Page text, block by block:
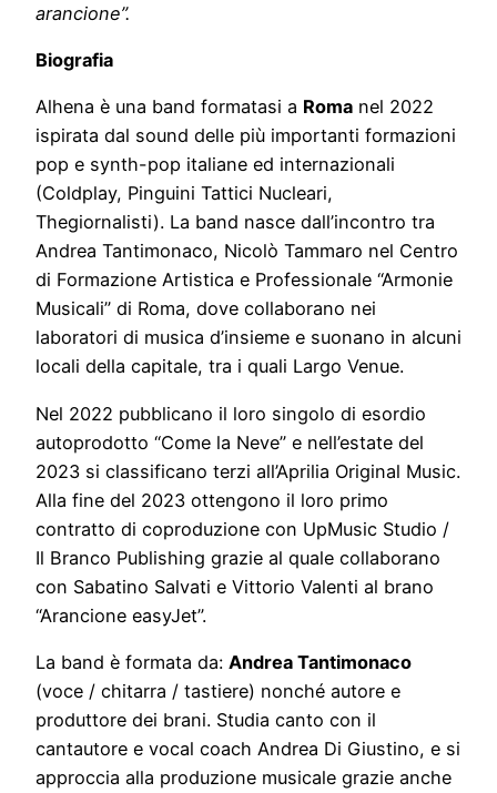
arancione”.
Biografia
Alhena è una band formatasi a Roma nel 2022
ispirata dal sound delle più importanti formazioni
pop e synth-pop italiane ed internazionali
(Coldplay, Pinguini Tattici Nucleari,
Thegiornalisti). La band nasce dall’incontro tra
Andrea Tantimonaco, Nicolò Tammaro nel Centro
di Formazione Artistica e Professionale “Armonie
Musicali” di Roma, dove collaborano nei
laboratori di musica d’insieme e suonano in alcuni
locali della capitale, tra i quali Largo Venue.
Nel 2022 pubblicano il loro singolo di esordio
autoprodotto “Come la Neve” e nell’estate del
2023 si classificano terzi all’Aprilia Original Music.
Alla fine del 2023 ottengono il loro primo
contratto di coproduzione con UpMusic Studio /
Il Branco Publishing grazie al quale collaborano
con Sabatino Salvati e Vittorio Valenti al brano
“Arancione easyJet”.
La band è formata da: Andrea Tantimonaco
(voce / chitarra / tastiere) nonché autore e
produttore dei brani. Studia canto con il
cantautore e vocal coach Andrea Di Giustino, e si
approccia alla produzione musicale grazie anche